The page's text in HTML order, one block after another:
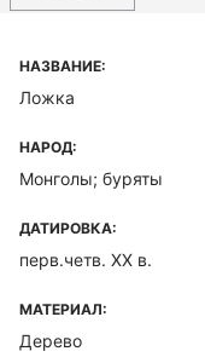
НАЗВАНИЕ:
Ложка
НАРОД:
Монголы; буряты
ДАТИРОВКА:
перв.четв. XX в.
МАТЕРИАЛ:
Дерево